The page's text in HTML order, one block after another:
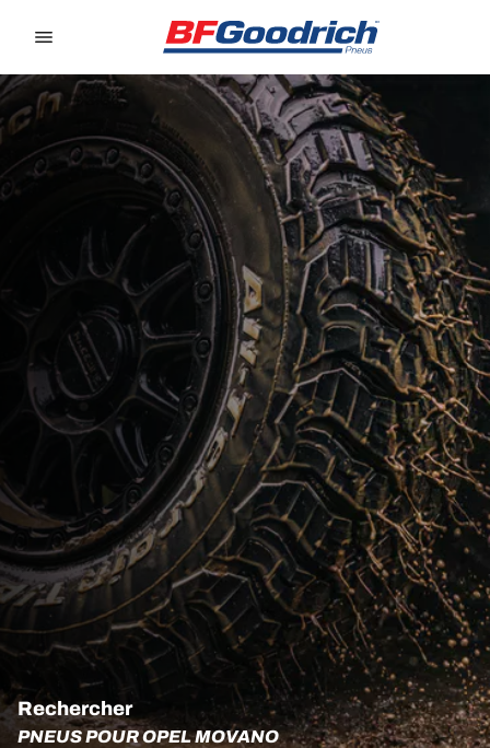
Rechercher
PNEUS POUR OPEL MOVANO